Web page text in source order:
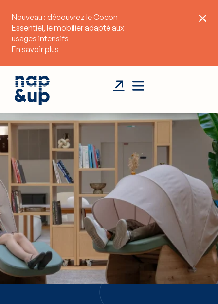
Nouveau : découvrez le Cocon
Essentiel, le mobilier adapté aux
usages intensifs
En savoir plus